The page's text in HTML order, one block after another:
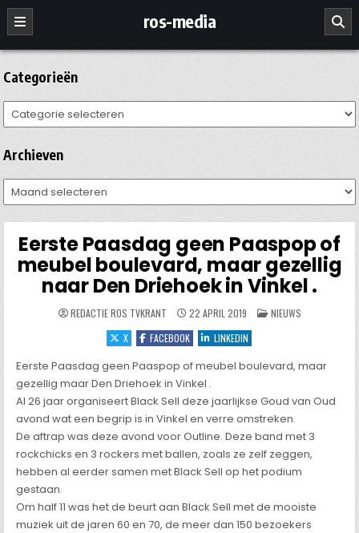
Ga
naar
de
inhoud
ros-media
Categorieën
Categorieën
Archieven
Archieven
Eerste Paasdag geen Paaspop of
meubel boulevard, maar gezellig
naar Den Driehoek in Vinkel .
REDACTIE ROS TVKRANT 22 APRIL 2019 GEPLAATST
IN
NIEUWS
X
FACEBOOK LINKEDIN
Eerste Paasdag geen Paaspop of meubel boulevard, maar
gezellig maar Den Driehoek in Vinkel .
Al 26 jaar organiseert Black Sell deze jaarlijkse Goud van Oud
avond wat een begrip is in Vinkel en verre omstreken.
De aftrap was deze avond voor Outline. Deze band met 3
rockchicks en 3 rockers met ballen, zoals ze zelf zeggen,
hebben al eerder samen met Black Sell op het podium
gestaan.
Om half 11 was het de beurt aan Black Sell met de mooiste
muziek uit de jaren 60 en 70, de meer dan 150 bezoekers